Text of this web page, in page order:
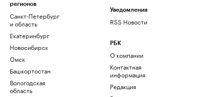
регионов
Санкт-Петербург
и область
Екатеринбург
Новосибирск
Омск
Башкортостан
Вологодская
область
Уведомления
RSS Новости
РБК
О компании
Контактная
информация
Редакция